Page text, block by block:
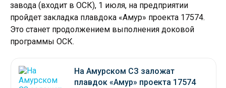
завода (входит в ОСК), 1 июля, на предприятии
пройдет закладка плавдока «Амур» проекта 17574.
Это станет продолжением выполнения доковой
программы ОСК.
На Амурском СЗ заложат
плавдок «Амур» проекта 17574